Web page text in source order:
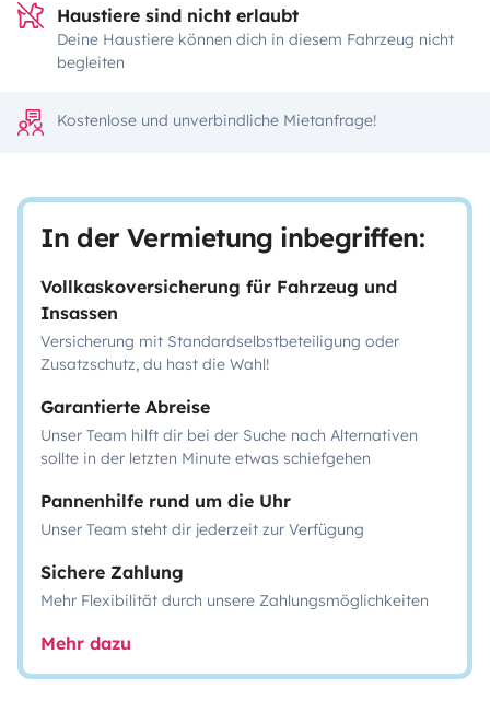
Haustiere sind nicht erlaubt
Deine Haustiere können dich in diesem Fahrzeug nicht
begleiten
Kostenlose und unverbindliche Mietanfrage!
In der Vermietung inbegriffen:
Vollkaskoversicherung für Fahrzeug und
Insassen
Versicherung mit Standardselbstbeteiligung oder
Zusatzschutz, du hast die Wahl!
Garantierte Abreise
Unser Team hilft dir bei der Suche nach Alternativen
sollte in der letzten Minute etwas schiefgehen
Pannenhilfe rund um die Uhr
Unser Team steht dir jederzeit zur Verfügung
Sichere Zahlung
Mehr Flexibilität durch unsere Zahlungsmöglichkeiten
Mehr dazu